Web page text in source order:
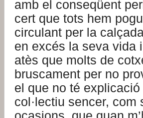
amb el conseqüent
cert que tots hem
circulant per la
en excés la seva vida
atès que molts de
bruscament per no
el que no té
col·lectiu sencer,